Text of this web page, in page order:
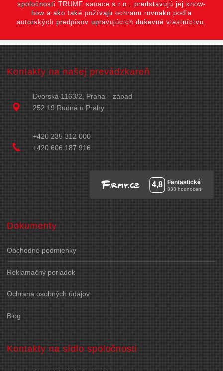
spoločnosti TRUMF sanace s.r.o., predstavujú jej know-
how a ako také požívajú ochranu rovnako podľa
autorských predpisov upravujúcich duševné vlastníctvo.
Kontakty na našej prevádzkareň
Dvorská 1163/2, Praha – západ
252 19 Rudná u Prahy
+420 235 312 000
+420 606 187 916
Dokumenty
Obchodné podmienky
Reklamačný poriadok
Ochrana osobných údajov
Blog
Kontakty na sídlo spoločnosti